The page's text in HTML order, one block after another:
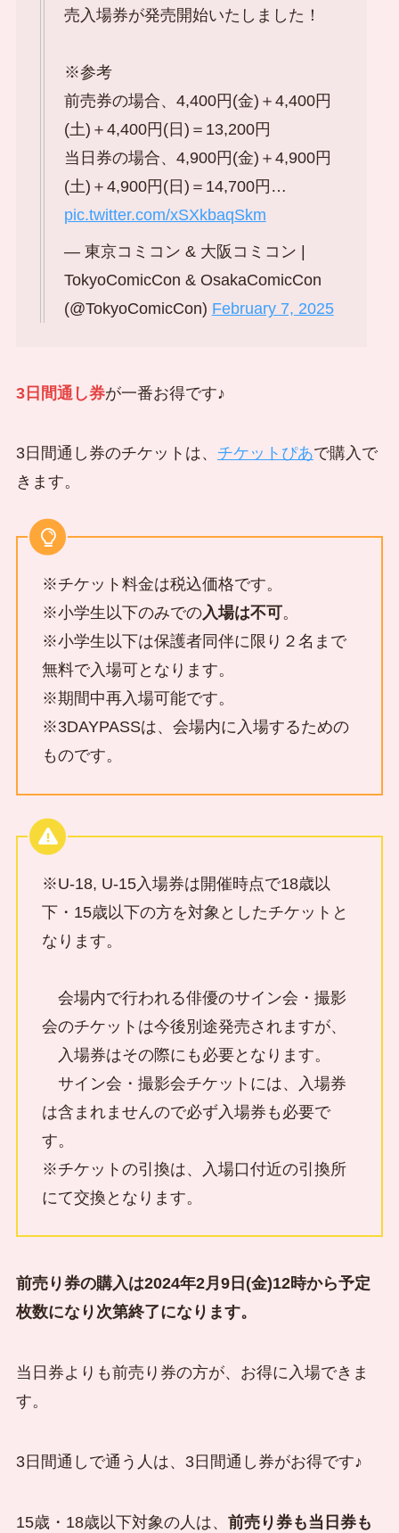
売入場券が発売開始いたしました！
※参考
前売券の場合、4,400円(金)＋4,400円
(土)＋4,400円(日)＝13,200円
当日券の場合、4,900円(金)＋4,900円
(土)＋4,900円(日)＝14,700円…
pic.twitter.com/xSXkbaqSkm
— 東京コミコン & 大阪コミコン |
TokyoComicCon & OsakaComicCon
(@TokyoComicCon) February 7, 2025
3日間通し券が一番お得です♪
3日間通し券のチケットは、 チケットぴあで購入で
きます。
※チケット料金は税込価格です。
※小学生以下のみでの入場は不可。
※小学生以下は保護者同伴に限り２名まで
無料で入場可となります。
※期間中再入場可能です。
※3DAYPASSは、会場内に入場するための
ものです。
※U-18, U-15入場券は開催時点で18歳以
下・15歳以下の方を対象としたチケットと
なります。
会場内で行われる俳優のサイン会・撮影
会のチケットは今後別途発売されますが、
入場券はその際にも必要となります。
サイン会・撮影会チケットには、入場券
は含まれませんので必ず入場券も必要で
す。
※チケットの引換は、入場口付近の引換所
にて交換となります。
前売り券の購入は2024年2月9日(金)12時から予定
枚数になり次第終了になります。
当日券よりも前売り券の方が、お得に入場できま
す。
3日間通しで通う人は、3日間通し券がお得です♪
15歳・18歳以下対象の人は、 前売り券も当日券も